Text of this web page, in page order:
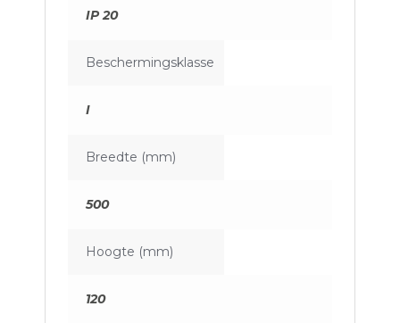
IP 20
Beschermingsklasse
I
Breedte (mm)
500
Hoogte (mm)
120